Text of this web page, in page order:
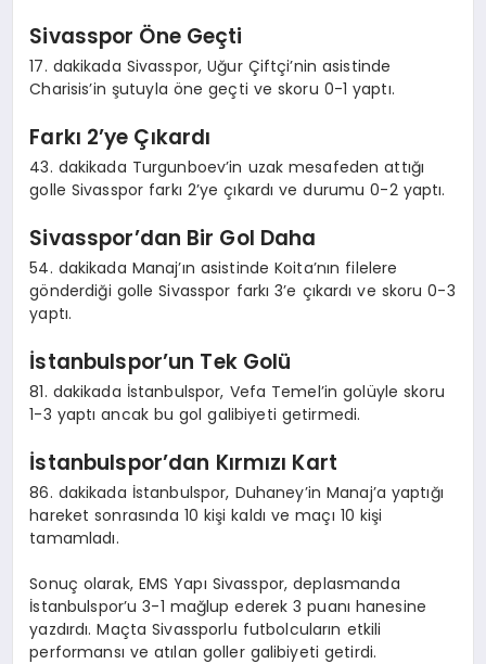
Sivasspor Öne Geçti
17. dakikada Sivasspor, Uğur Çiftçi’nin asistinde
Charisis’in şutuyla öne geçti ve skoru 0-1 yaptı.
Farkı 2’ye Çıkardı
43. dakikada Turgunboev’in uzak mesafeden attığı
golle Sivasspor farkı 2’ye çıkardı ve durumu 0-2 yaptı.
Sivasspor’dan Bir Gol Daha
54. dakikada Manaj’ın asistinde Koita’nın filelere
gönderdiği golle Sivasspor farkı 3’e çıkardı ve skoru 0-3
yaptı.
İstanbulspor’un Tek Golü
81. dakikada İstanbulspor, Vefa Temel’in golüyle skoru
1-3 yaptı ancak bu gol galibiyeti getirmedi.
İstanbulspor’dan Kırmızı Kart
86. dakikada İstanbulspor, Duhaney’in Manaj’a yaptığı
hareket sonrasında 10 kişi kaldı ve maçı 10 kişi
tamamladı.
Sonuç olarak, EMS Yapı Sivasspor, deplasmanda
İstanbulspor’u 3-1 mağlup ederek 3 puanı hanesine
yazdırdı. Maçta Sivassporlu futbolcuların etkili
performansı ve atılan goller galibiyeti getirdi.